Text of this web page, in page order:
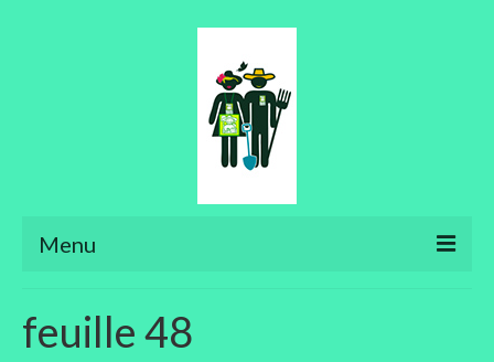
Menu
Aménager son jardin
feuille 48